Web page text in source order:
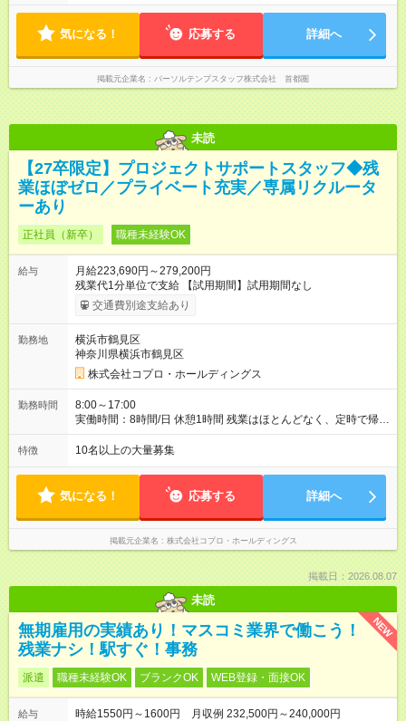
気になる！ 応募する 詳細へ
掲載元企業名 パーソルテンプスタッフ株式会社 首都圏
未読
【27卒限定】プロジェクトサポートスタッフ◆残
業ほぼゼロ／プライベート充実／専属リクルータ
ーあり
正社員（新卒） 職種未経験OK
給与
月給223,690円～279,200円
残業代1分単位で支給 【試用期間】試用期間なし
交通費別途支給あり
勤務地
横浜市鶴見区
神奈川県横浜市鶴見区
株式会社コプロ・ホールディングス
勤務時間
8:00～17:00
実働時間：8時間/日 休憩1時間 残業はほとんどなく、定時で帰れ
る日が多い働き方です。 毎日の業務は進捗管理や事務が中心な
ので、 「今日やるべき仕事」が終われば、自然と区切りをつけ
方を大切にしています。
特徴 10名以上の大量募集
気になる！ 応募する 詳細へ
掲載元企業名 株式会社コプロ・ホールディングス
掲載日：2026.08.07
未読
NEW
無期雇用の実績あり！マスコミ業界で働こう！
残業ナシ！駅すぐ！事務
派遣 職種未経験OK ブランクOK WEB登録・面接OK
給与
時給1550円～1600円 月収例 232,500円～240,000円